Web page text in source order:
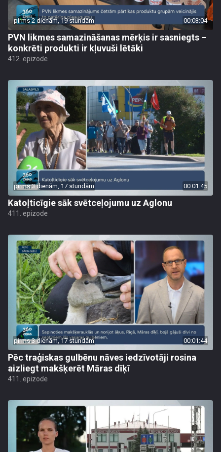
pirms 2 dienām, 19 stundām 00:03:04
PVN likmes samazināšanas mērķis ir sasniegts –
konkrēti produkti ir kļuvuši lētāki
412. epizode
pirms 3 dienām, 17 stundām 00:01:45
Katoļticīgie sāk svētceļojumu uz Aglonu
411. epizode
pirms 3 dienām, 17 stundām 00:01:44
Pēc traģiskas gulbēnu nāves iedzīvotāji rosina
aizliegt makšķerēt Māras dīķī
411. epizode